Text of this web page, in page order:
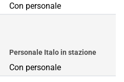
Con personale
Personale Italo in stazione
Con personale